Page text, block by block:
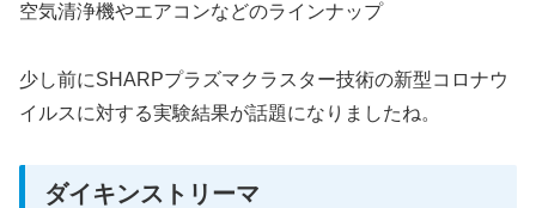
空気清浄機やエアコンなどのラインナップ
少し前にSHARPプラズマクラスター技術の新型コロナウ
イルスに対する実験結果が話題になりましたね。
ダイキンストリーマ